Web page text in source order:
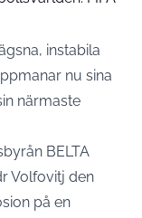
instabila
nu sina
närmaste
BELTA
Volfovitj den
på en